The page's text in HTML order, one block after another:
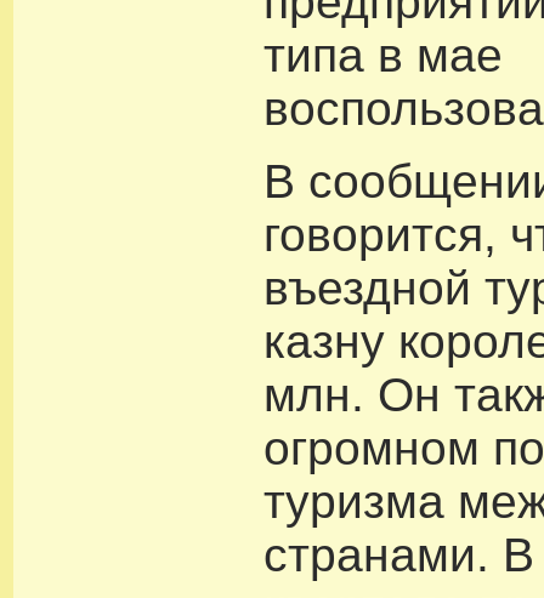
типа в мае
В
говорится,
въездной
казну
млн. Он
огромном
туризма
странами. В